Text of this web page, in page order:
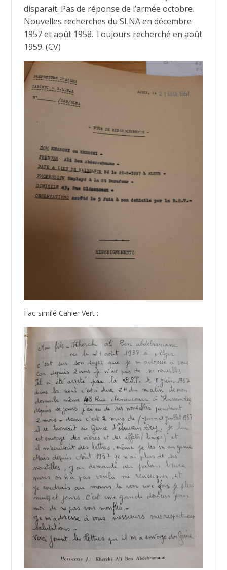
disparait. Pas de réponse de l’armée octobre.
Nouvelles recherches du SLNA en décembre
1957 et août 1958. Toujours recherché en août
1959. (CV)
Fac-similé Cahier Vert :